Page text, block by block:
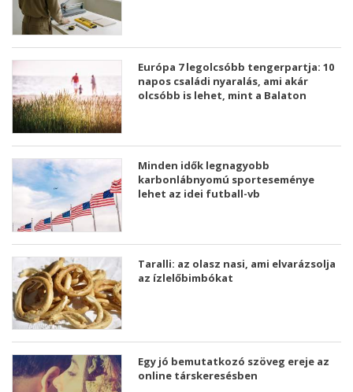
Európa 7 legolcsóbb tengerpartja: 10
napos családi nyaralás, ami akár
olcsóbb is lehet, mint a Balaton
Minden idők legnagyobb
karbonlábnyomú sporteseménye
lehet az idei futball-vb
Taralli: az olasz nasi, ami elvarázsolja
az ízlelőbimbókat
Egy jó bemutatkozó szöveg ereje az
online társkeresésben